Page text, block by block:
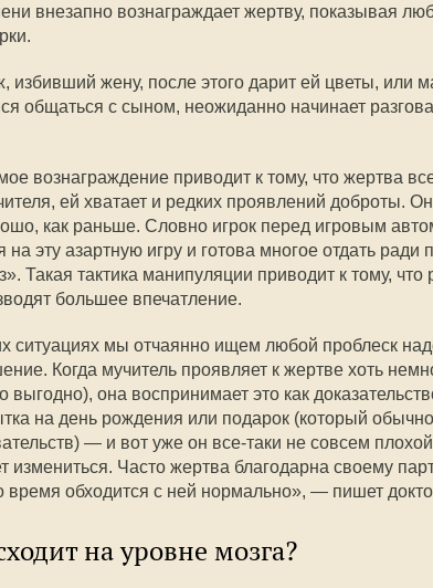
внезапно вознаграждает жертву, показывая
избивший жену, после этого дарит ей цветы, или
общаться с сыном, неожиданно начинает
вознаграждение приводит к тому, что жертва
ей хватает и редких проявлений доброты.
как раньше. Словно игрок перед игровым
на эту азартную игру и готова многое отдать ради
Такая тактика манипуляции приводит к тому,
большее впечатление.
ситуациях мы отчаянно ищем любой проблеск
Когда мучитель проявляет к жертве хоть
выгодно), она воспринимает это как
на день рождения или подарок (который
— и вот уже он все-таки не совсем
измениться. Часто жертва благодарна своему
время обходится с ней нормально», — пишет
на уровне мозга?